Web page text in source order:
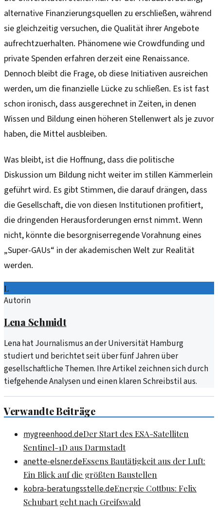
alternative Finanzierungsquellen zu erschließen, während
sie gleichzeitig versuchen, die Qualität ihrer Angebote
aufrechtzuerhalten. Phänomene wie Crowdfunding und
private Spenden erfahren derzeit eine Renaissance.
Dennoch bleibt die Frage, ob diese Initiativen ausreichen
werden, um die finanzielle Lücke zu schließen. Es ist fast
schon ironisch, dass ausgerechnet in Zeiten, in denen
Wissen und Bildung einen höheren Stellenwert als je zuvor
haben, die Mittel ausbleiben.
Was bleibt, ist die Hoffnung, dass die politische
Diskussion um Bildung nicht weiter im stillen Kämmerlein
geführt wird. Es gibt Stimmen, die darauf drängen, dass
die Gesellschaft, die von diesen Institutionen profitiert,
die dringenden Herausforderungen ernst nimmt. Wenn
nicht, könnte die besorgniserregende Vorahnung eines
„Super-GAUs“ in der akademischen Welt zur Realität
werden.
L
Autorin
Lena Schmidt
Lena hat Journalismus an der Universität Hamburg
studiert und berichtet seit über fünf Jahren über
gesellschaftliche Themen. Ihre Artikel zeichnen sich durch
tiefgehende Analysen und einen klaren Schreibstil aus.
Verwandte Beiträge
mygreenhood.deDer Start des ESA-Satelliten
Sentinel-1D aus Darmstadt
anette-elsner.deEssens Bautätigkeit aus der Luft:
Ein Blick auf die größten Baustellen
kobra-beratungsstelle.deEnergie Cottbus: Felix
Schubart geht nach Greifswald